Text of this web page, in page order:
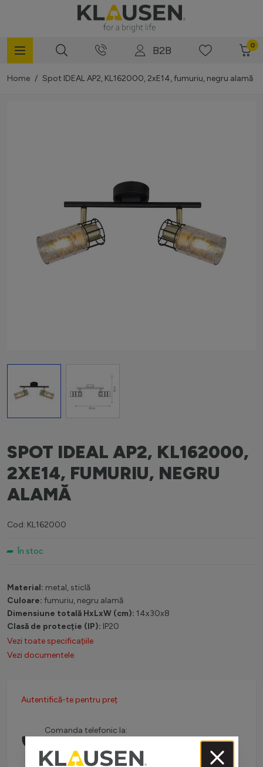
B2B 0
Home / Spot IDEAL AP2, KL162000, 2xE14, fumuriu, negru alamă
SPOT IDEAL AP2, KL162000,
2XE14, FUMURIU, NEGRU
ALAMĂ
Cod: KL162000
În stoc
Material: metal, sticlă
Culoare: fumuriu, negru alamă
Dimensiune totală HxLxW (cm): 14x30x8
Clasă de protecție (IP): IP20
Vezi toate specificațiile
Vezi documentele
Autentifică-te pentru preț
Comanda telefonic la:
(L-V: 08:30-16:00)